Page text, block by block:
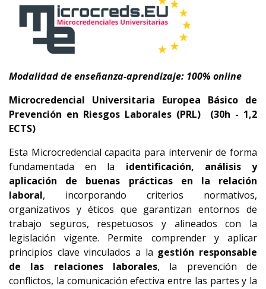
Modalidad de enseñanza-aprendizaje: 100% online
Microcredencial Universitaria Europea Básico de
Prevención en Riesgos Laborales (PRL) (30h - 1,2
ECTS)
Esta Microcredencial capacita para intervenir de forma
fundamentada en la identificación, análisis y
aplicación de buenas prácticas en la relación
laboral, incorporando criterios normativos,
organizativos y éticos que garantizan entornos de
trabajo seguros, respetuosos y alineados con la
legislación vigente. Permite comprender y aplicar
principios clave vinculados a la gestión responsable
de las relaciones laborales, la prevención de
conflictos, la comunicación efectiva entre las partes y la